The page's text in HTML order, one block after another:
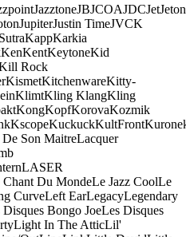
JazztoneJBJCOAJDCJetJeton
JupiterJustin TimeJVCK
KappKarkia
KenKentKeytoneKid
Rock
KismetKitchenwareKitty-
KlimtKling KlangKling
KongKopfKorovaKozmik
KscopeKuckuckKultFront
Son MaitreLacquer
LASER
Chant Du MondeLe Jazz CoolLe
CurveLeft EarLegacyLegendary
Disques Bongo JoeLes Disques
Light In The AtticLil'